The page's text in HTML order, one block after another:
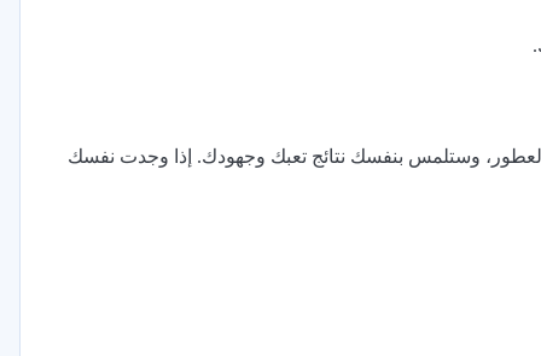
وستلمس بنفسك نتائج تعبك وجهودك. إذا وجدت نفسك